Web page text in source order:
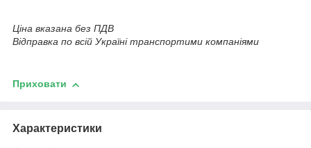
Ціна вказана без ПДВ
Відправка по всій Україні транспортими компаніями
Приховати
Характеристики